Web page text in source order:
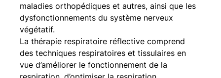
maladies orthopédiques et autres, ainsi que les
dysfonctionnements du système nerveux
végétatif.
La thérapie respiratoire réflective comprend
des techniques respiratoires et tissulaires en
vue d’améliorer le fonctionnement de la